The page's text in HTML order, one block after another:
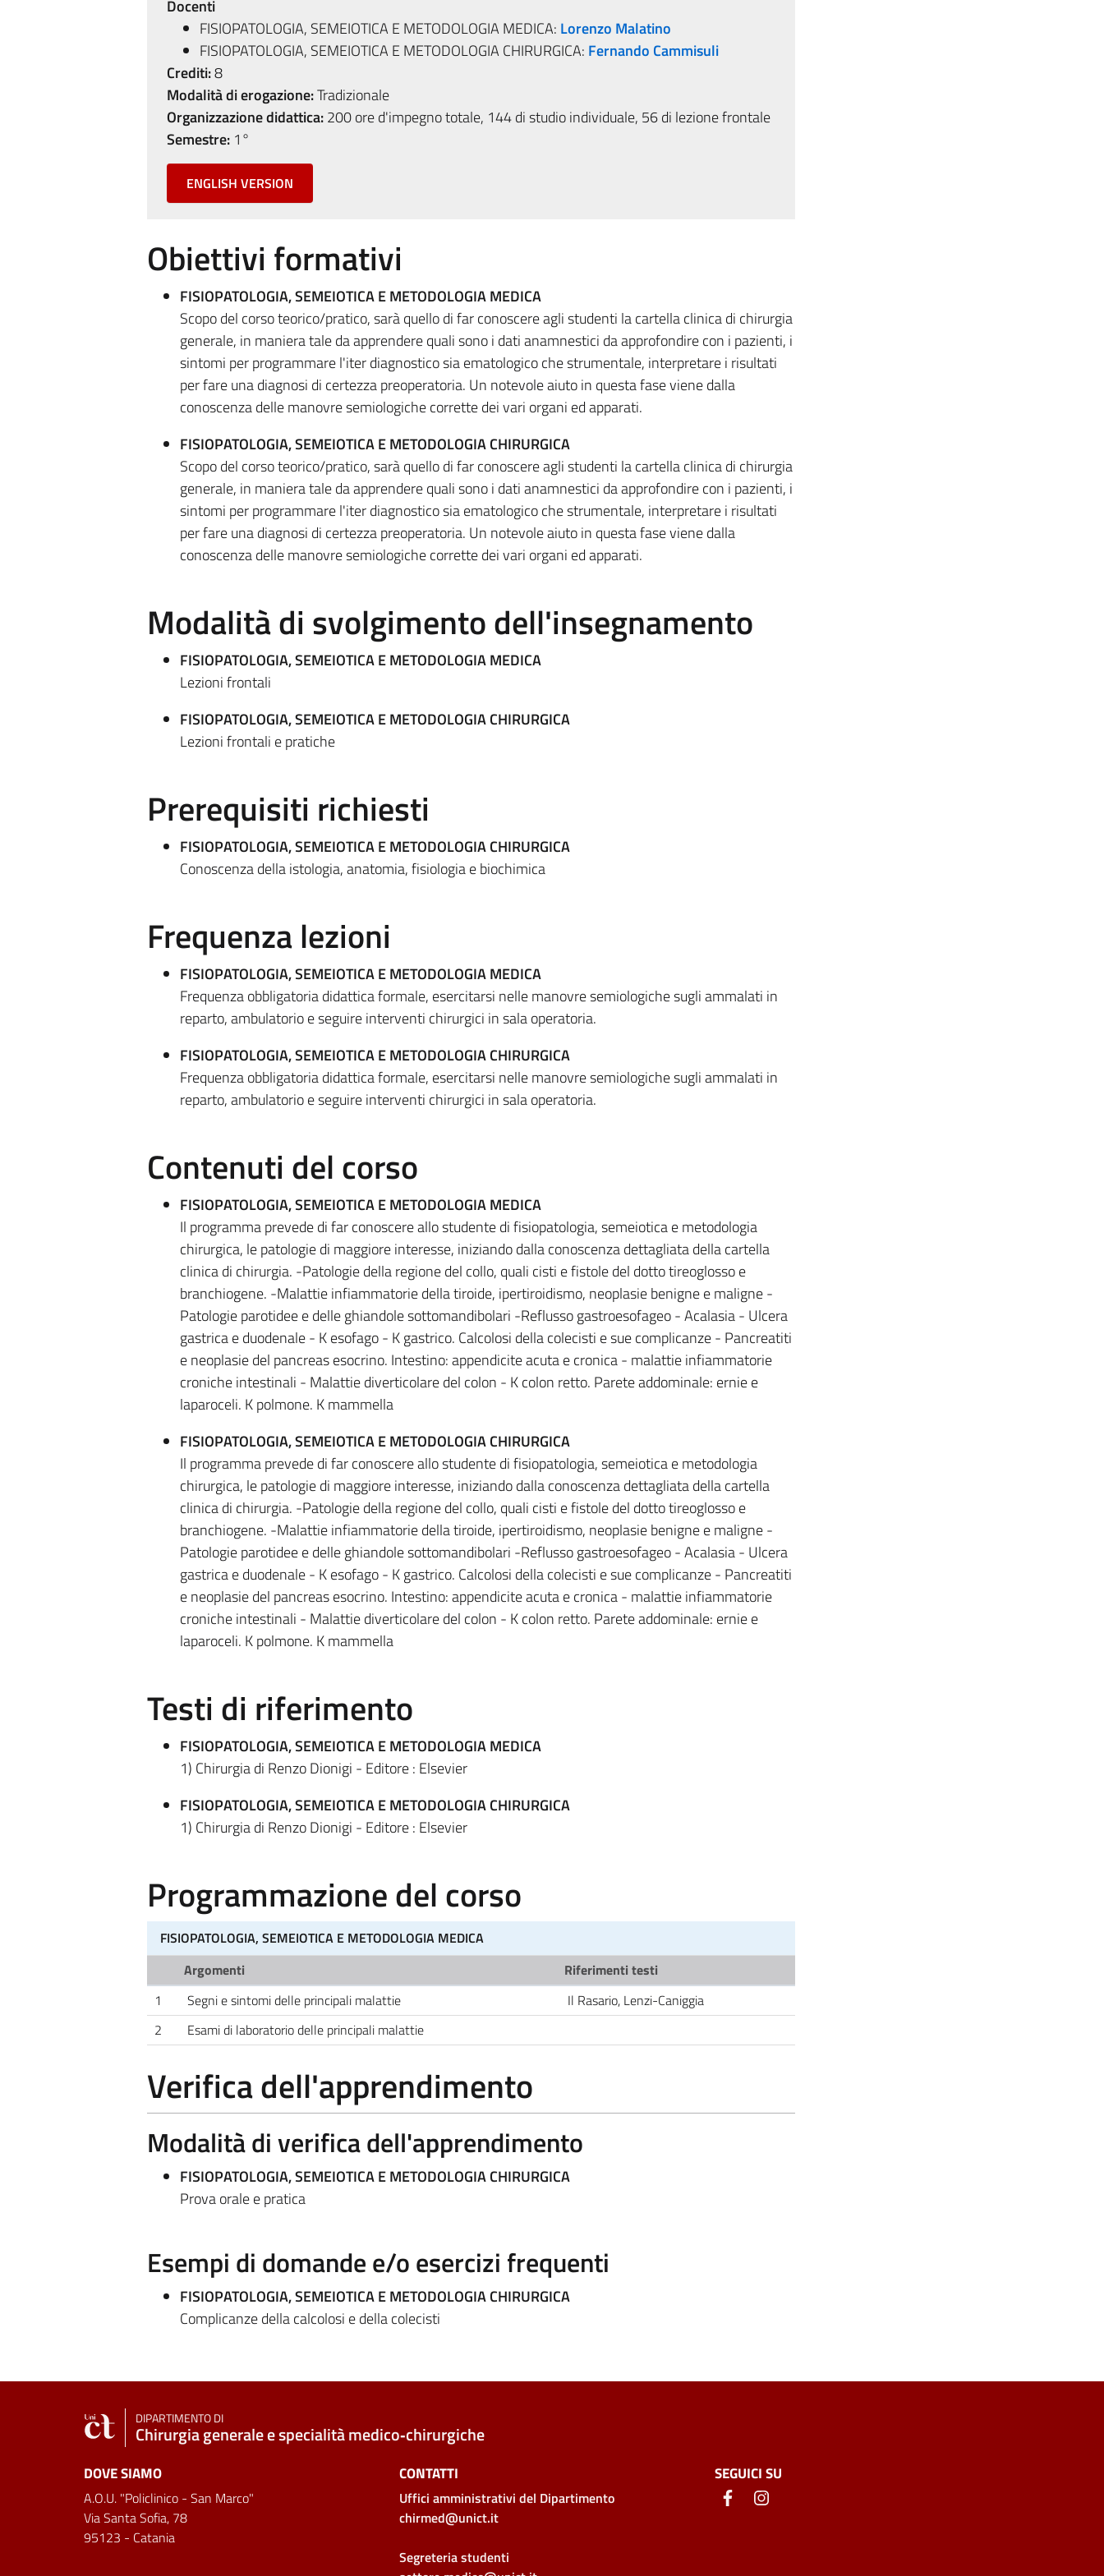
Docenti
FISIOPATOLOGIA, SEMEIOTICA E METODOLOGIA MEDICA: Lorenzo Malatino
FISIOPATOLOGIA, SEMEIOTICA E METODOLOGIA CHIRURGICA: Fernando Cammisuli
Crediti:8
Modalità di erogazione:Tradizionale
Organizzazione didattica:200 ore d'impegno totale, 144 di studio individuale, 56 di lezione frontale
Semestre:1°
ENGLISH VERSION
Obiettivi formativi
FISIOPATOLOGIA, SEMEIOTICA E METODOLOGIA MEDICA
Scopo del corso teorico/pratico, sarà quello di far conoscere agli studenti la cartella clinica di chirurgia
generale, in maniera tale da apprendere quali sono i dati anamnestici da approfondire con i pazienti, i
sintomi per programmare l'iter diagnostico sia ematologico che strumentale, interpretare i risultati
per fare una diagnosi di certezza preoperatoria. Un notevole aiuto in questa fase viene dalla
conoscenza delle manovre semiologiche corrette dei vari organi ed apparati.
FISIOPATOLOGIA, SEMEIOTICA E METODOLOGIA CHIRURGICA
Scopo del corso teorico/pratico, sarà quello di far conoscere agli studenti la cartella clinica di chirurgia
generale, in maniera tale da apprendere quali sono i dati anamnestici da approfondire con i pazienti, i
sintomi per programmare l'iter diagnostico sia ematologico che strumentale, interpretare i risultati
per fare una diagnosi di certezza preoperatoria. Un notevole aiuto in questa fase viene dalla
conoscenza delle manovre semiologiche corrette dei vari organi ed apparati.
Modalità di svolgimento dell'insegnamento
FISIOPATOLOGIA, SEMEIOTICA E METODOLOGIA MEDICA
Lezioni frontali
FISIOPATOLOGIA, SEMEIOTICA E METODOLOGIA CHIRURGICA
Lezioni frontali e pratiche
Prerequisiti richiesti
FISIOPATOLOGIA, SEMEIOTICA E METODOLOGIA CHIRURGICA
Conoscenza della istologia, anatomia, fisiologia e biochimica
Frequenza lezioni
FISIOPATOLOGIA, SEMEIOTICA E METODOLOGIA MEDICA
Frequenza obbligatoria didattica formale, esercitarsi nelle manovre semiologiche sugli ammalati in
reparto, ambulatorio e seguire interventi chirurgici in sala operatoria.
FISIOPATOLOGIA, SEMEIOTICA E METODOLOGIA CHIRURGICA
Frequenza obbligatoria didattica formale, esercitarsi nelle manovre semiologiche sugli ammalati in
reparto, ambulatorio e seguire interventi chirurgici in sala operatoria.
Contenuti del corso
FISIOPATOLOGIA, SEMEIOTICA E METODOLOGIA MEDICA
Il programma prevede di far conoscere allo studente di fisiopatologia, semeiotica e metodologia
chirurgica, le patologie di maggiore interesse, iniziando dalla conoscenza dettagliata della cartella
clinica di chirurgia. -Patologie della regione del collo, quali cisti e fistole del dotto tireoglosso e
branchiogene. -Malattie infiammatorie della tiroide, ipertiroidismo, neoplasie benigne e maligne -
Patologie parotidee e delle ghiandole sottomandibolari -Reflusso gastroesofageo - Acalasia - Ulcera
gastrica e duodenale - K esofago - K gastrico. Calcolosi della colecisti e sue complicanze - Pancreatiti
e neoplasie del pancreas esocrino. Intestino: appendicite acuta e cronica - malattie infiammatorie
croniche intestinali - Malattie diverticolare del colon - K colon retto. Parete addominale: ernie e
laparoceli. K polmone. K mammella
FISIOPATOLOGIA, SEMEIOTICA E METODOLOGIA CHIRURGICA
Il programma prevede di far conoscere allo studente di fisiopatologia, semeiotica e metodologia
chirurgica, le patologie di maggiore interesse, iniziando dalla conoscenza dettagliata della cartella
clinica di chirurgia. -Patologie della regione del collo, quali cisti e fistole del dotto tireoglosso e
branchiogene. -Malattie infiammatorie della tiroide, ipertiroidismo, neoplasie benigne e maligne -
Patologie parotidee e delle ghiandole sottomandibolari -Reflusso gastroesofageo - Acalasia - Ulcera
gastrica e duodenale - K esofago - K gastrico. Calcolosi della colecisti e sue complicanze - Pancreatiti
e neoplasie del pancreas esocrino. Intestino: appendicite acuta e cronica - malattie infiammatorie
croniche intestinali - Malattie diverticolare del colon - K colon retto. Parete addominale: ernie e
laparoceli. K polmone. K mammella
Testi di riferimento
FISIOPATOLOGIA, SEMEIOTICA E METODOLOGIA MEDICA
1) Chirurgia di Renzo Dionigi - Editore : Elsevier
FISIOPATOLOGIA, SEMEIOTICA E METODOLOGIA CHIRURGICA
1) Chirurgia di Renzo Dionigi - Editore : Elsevier
Programmazione del corso
FISIOPATOLOGIA, SEMEIOTICA E METODOLOGIA MEDICA
Argomenti
Riferimenti testi
1
Segni e sintomi delle principali malattie
Il Rasario, Lenzi-Caniggia
2
Esami di laboratorio delle principali malattie
Verifica dell'apprendimento
Modalità di verifica dell'apprendimento
FISIOPATOLOGIA, SEMEIOTICA E METODOLOGIA CHIRURGICA
Prova orale e pratica
Esempi di domande e/o esercizi frequenti
FISIOPATOLOGIA, SEMEIOTICA E METODOLOGIA CHIRURGICA
Complicanze della calcolosi e della colecisti
DIPARTIMENTO DI
Chirurgia generale e specialità medico‑chirurgiche
DOVE SIAMO
A.O.U. "Policlinico - San Marco"
Via Santa Sofia, 78
95123 - Catania
CONTATTI
Uffici amministrativi del Dipartimento
chirmed@unict.it
Segreteria studenti
SEGUICI SU